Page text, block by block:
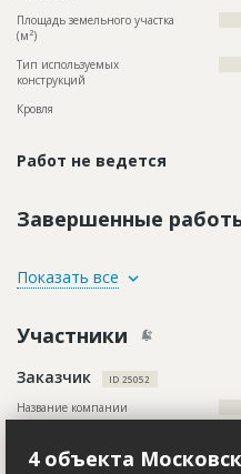
Площадь земельного участка
(м2)
Тип используемых
конструкций
Кровля
Работ не ведется
Завершенные
ID
Дата обновления
Описание
Этап строительства
Ответственный
Показать все
Участники
Заказчик ID 25052
Название компании
Описание
4 объекта